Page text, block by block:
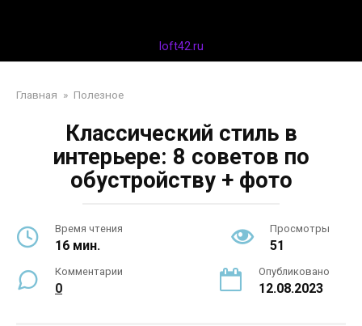
loft42.ru
Главная » Полезное
Классический стиль в
интерьере: 8 советов по
обустройству + фото
Время чтения
16 мин.
Просмотры
51
Комментарии
0
Опубликовано
12.08.2023